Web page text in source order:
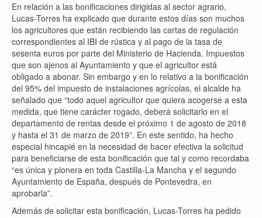
En relación a las bonificaciones dirigidas al sector agrario,
Lucas-Torres ha explicado que durante estos días son muchos
los agricultores que están recibiendo las cartas de regulación
correspondientes al IBI de rústica y al pago de la tasa de
sesenta euros por parte del Ministerio de Hacienda. Impuestos
que son ajenos al Ayuntamiento y que el agricultor está
obligado a abonar. Sin embargo y en lo relativo a la bonificación
del 95% del impuesto de instalaciones agrícolas, el alcalde ha
señalado que “todo aquel agricultor que quiera acogerse a esta
medida, que tiene carácter rogado, deberá solicitarlo en el
departamento de rentas desde el próximo 1 de agosto de 2018
y hasta el 31 de marzo de 2019”. En este sentido, ha hecho
especial hincapié en la necesidad de hacer efectiva la solicitud
para beneficiarse de esta bonificación que tal y como recordaba
“es única y pionera en toda Castilla-La Mancha y el segundo
Ayuntamiento de España, después de Pontevedra, en
aprobarla”.
Además de solicitar esta bonificación, Lucas-Torres ha pedido